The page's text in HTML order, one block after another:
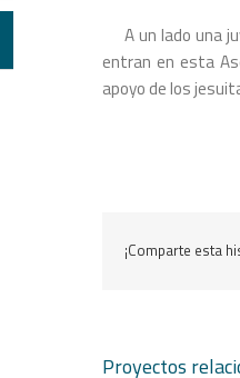
A un lado una
entran en esta
apoyo de los
¡Comparte esta
Proyectos